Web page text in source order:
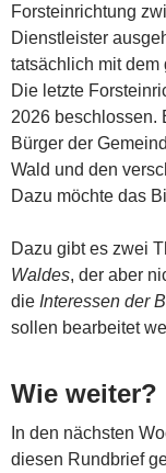
Forsteinrichtung
Dienstleister
tatsächlich mit
Die letzte
2026 beschlossen.
Bürger der
Wald und den
Dazu möchte das
Dazu gibt es zwei
Waldes, der aber
die Interessen der
sollen bearbeitet
Wie weiter?
In den nächsten
diesen Rundbrief